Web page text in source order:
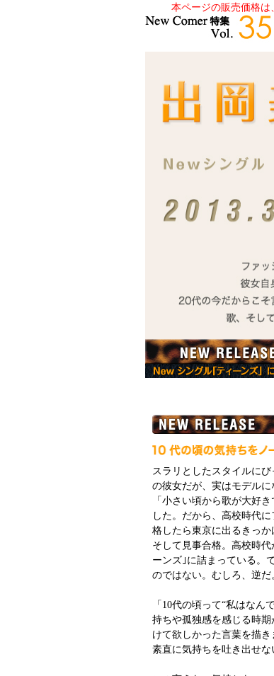
本ページの販売価格は
スラリとしたスタイルに
の彼女だが、実はモデルに
「小さい頃から歌が大好
した。だから、高校時代
格したら東京に出るきっか
そして見事合格。高校時
ーンズ｣に詰まっている。
のではない。むしろ、逆だ
「10代の頃って“私はなん
持ちや孤独感を感じる時
けて欲しかった言葉を描
素直に気持ちを吐き出せな